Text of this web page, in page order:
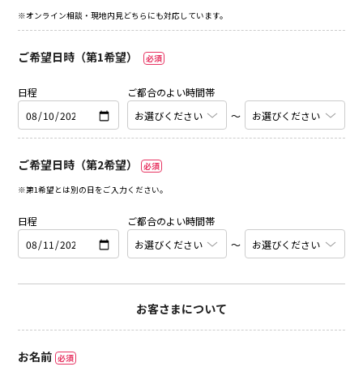
※オンライン相談・現地内見どちらにも対応しています。
ご希望日時（第1希望） 必須
日程
ご都合のよい時間帯
〜
ご希望日時（第2希望） 必須
※第1希望とは別の日をご入力ください。
日程
ご都合のよい時間帯
〜
お客さまについて
お名前 必須